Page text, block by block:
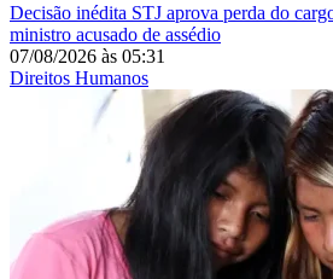
Decisão inédita STJ aprova perda do
ministro acusado de assédio
07/08/2026 às 05:31
Direitos Humanos